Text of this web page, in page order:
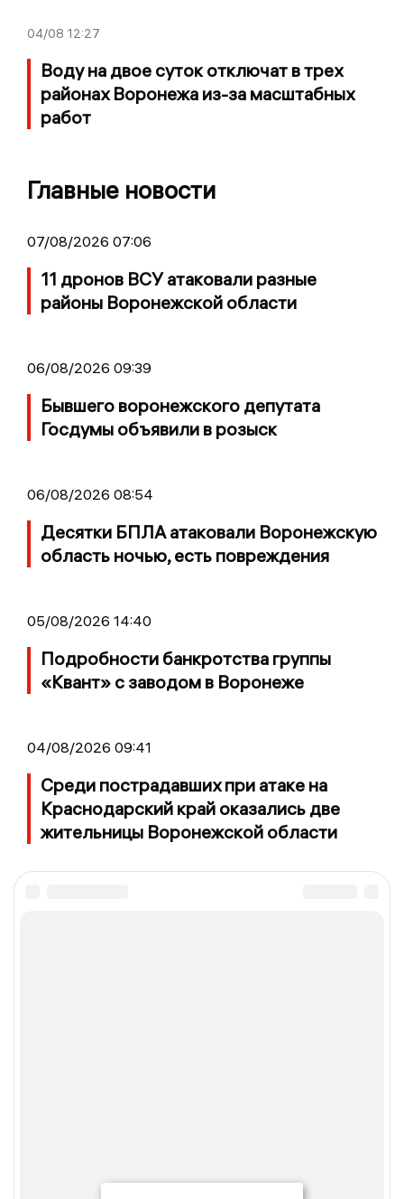
04/08 12:27
Воду на двое суток отключат в трех
районах Воронежа из-за масштабных
работ
Главные новости
07/08/2026 07:06
11 дронов ВСУ атаковали разные
районы Воронежской области
06/08/2026 09:39
Бывшего воронежского депутата
Госдумы объявили в розыск
06/08/2026 08:54
Десятки БПЛА атаковали Воронежскую
область ночью, есть повреждения
05/08/2026 14:40
Подробности банкротства группы
«Квант» с заводом в Воронеже
04/08/2026 09:41
Среди пострадавших при атаке на
Краснодарский край оказались две
жительницы Воронежской области